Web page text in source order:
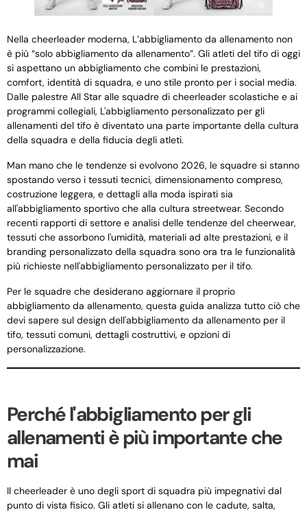
Nella cheerleader moderna, L’abbigliamento da allenamento non
è più “solo abbigliamento da allenamento”. Gli atleti del tifo di oggi
si aspettano un abbigliamento che combini le prestazioni,
comfort, identità di squadra, e uno stile pronto per i social media.
Dalle palestre All Star alle squadre di cheerleader scolastiche e ai
programmi collegiali, L'abbigliamento personalizzato per gli
allenamenti del tifo è diventato una parte importante della cultura
della squadra e della fiducia degli atleti.
Man mano che le tendenze si evolvono 2026, le squadre si stanno
spostando verso i tessuti tecnici, dimensionamento compreso,
costruzione leggera, e dettagli alla moda ispirati sia
all'abbigliamento sportivo che alla cultura streetwear. Secondo
recenti rapporti di settore e analisi delle tendenze del cheerwear,
tessuti che assorbono l'umidità, materiali ad alte prestazioni, e il
branding personalizzato della squadra sono ora tra le funzionalità
più richieste nell'abbigliamento personalizzato per il tifo.
Per le squadre che desiderano aggiornare il proprio
abbigliamento da allenamento, questa guida analizza tutto ciò che
devi sapere sul design dell'abbigliamento da allenamento per il
tifo, tessuti comuni, dettagli costruttivi, e opzioni di
personalizzazione.
Perché l'abbigliamento per gli
allenamenti è più importante che
mai
Il cheerleader è uno degli sport di squadra più impegnativi dal
punto di vista fisico. Gli atleti si allenano con le cadute, salta,